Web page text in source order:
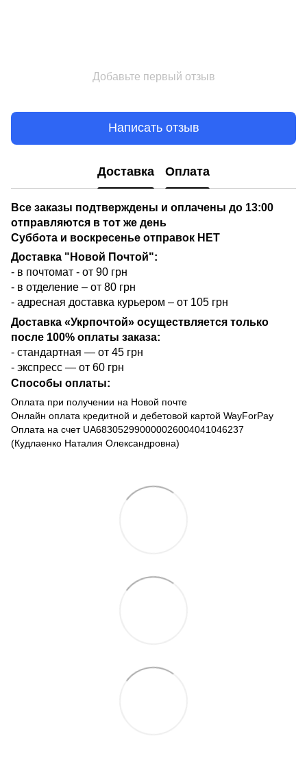
Добавьте первый отзыв
Написать отзыв
Доставка Оплата
Все заказы подтверждены и оплачены до 13:00
отправляются в тот же день
Суббота и воскресенье отправок НЕТ
Доставка "Новой Почтой":
- в почтомат - от 90 грн
- в отделение – от 80 грн
- адресная доставка курьером – от 105 грн
Доставка «Укрпочтой» осуществляется только
после 100% оплаты заказа:
- стандартная — от 45 грн
- экспресс — от 60 грн
Способы оплаты:
Оплата при получении на Новой почте
Онлайн оплата кредитной и дебетовой картой WayForPay
Оплата на счет UA683052990000026004041046237
(Кудлаенко Наталия Олександровна)